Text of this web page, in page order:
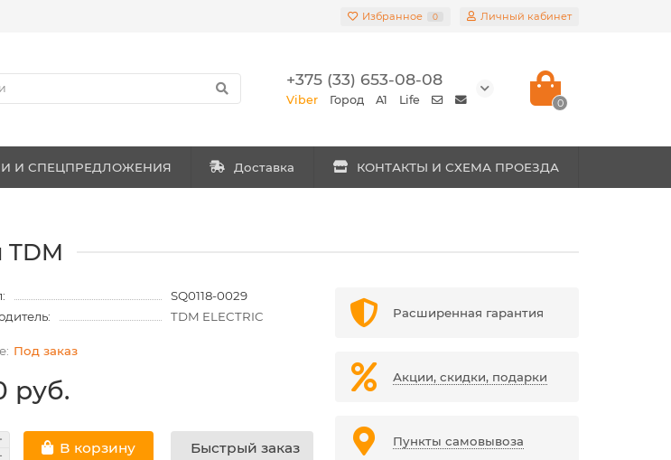
Избранное 0 Личный кабинет
+375 (33) 653-08-08
Viber Город A1 Life 0
И СПЕЦПРЕДЛОЖЕНИЯ Доставка КОНТАКТЫ И СХЕМА ПРОЕЗДА
SQ0118-0029
TDM ELECTRIC
Под заказ
руб.
В корзину Быстрый заказ
Расширенная гарантия
Акции, скидки, подарки
Пункты самовывоза